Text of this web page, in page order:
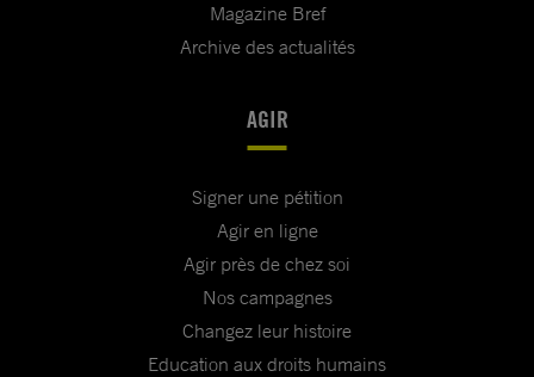
Magazine Bref
Archive des actualités
AGIR
Signer une pétition
Agir en ligne
Agir près de chez soi
Nos campagnes
Changez leur histoire
Education aux droits humains